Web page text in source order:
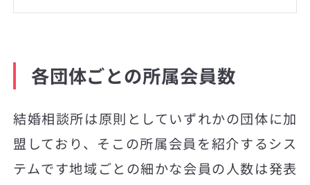
各団体ごとの所属会員数
結婚相談所は原則としていずれかの団体に加
盟しており、そこの所属会員を紹介するシス
テムです地域ごとの細かな会員の人数は発表